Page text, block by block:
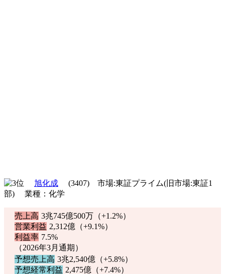
旭化成
(3407) 市場:東証プライム(旧市場:東証1
部) 業種：化学
売上高 3兆745億500万（+1.2%）
営業利益 2,312億（+9.1%）
利益率 7.5%
（2026年3月通期）
予想売上高 3兆2,540億（+5.8%）
予想経常利益 2,475億（+7.4%）